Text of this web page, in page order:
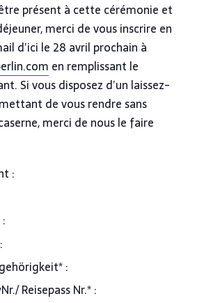
présent à cette cérémonie et
merci de vous inscrire en
d’ici le 28 avril prochain à
en remplissant le
Si vous disposez d’un laissez-
de vous rendre sans
merci de nous le faire
:
:
Reisepass Nr.* :